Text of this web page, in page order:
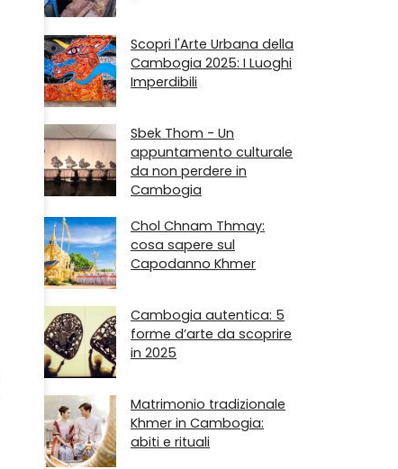
Scopri l'Arte Urbana della
Cambogia 2025: I Luoghi
Imperdibili
Sbek Thom - Un
appuntamento culturale
da non perdere in
Cambogia
Chol Chnam Thmay:
cosa sapere sul
Capodanno Khmer
Cambogia autentica: 5
forme d’arte da scoprire
in 2025
Matrimonio tradizionale
Khmer in Cambogia:
abiti e rituali